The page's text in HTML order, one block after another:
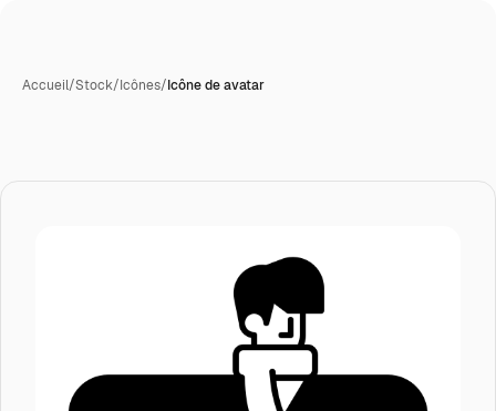
Accueil/Stock/Icônes/Icône de avatar